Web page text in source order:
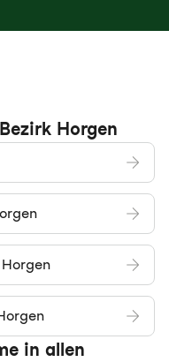
Horgen
in allen